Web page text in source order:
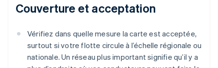
Couverture et acceptation
Vérifiez dans quelle mesure la carte est acceptée,
surtout si votre flotte circule à l’échelle régionale ou
nationale. Un réseau plus important signifie qu’il y a